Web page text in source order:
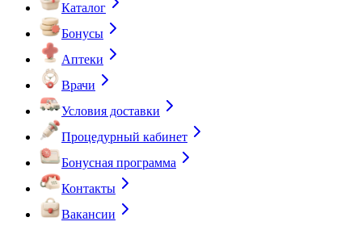
Каталог
Бонусы
Аптеки
Врачи
Условия доставки
Процедурный кабинет
Бонусная программа
Контакты
Вакансии